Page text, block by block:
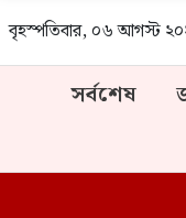
বৃহস্পতিবার, ০৬ আগস্ট
সর্বশেষ